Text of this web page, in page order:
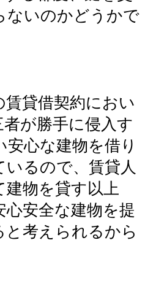
ないのかどうかで
貸借契約におい
が勝手に侵入す
心な建物を借り
いるので、賃貸人
建物を貸す以上
安全な建物を提
考えられるから